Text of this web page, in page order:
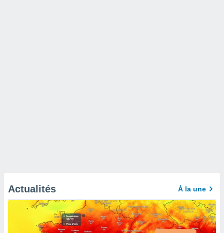
Actualités À la une